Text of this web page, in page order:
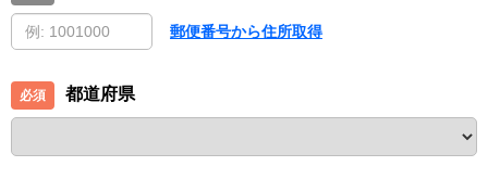
郵便番号から住所取得
都道府県